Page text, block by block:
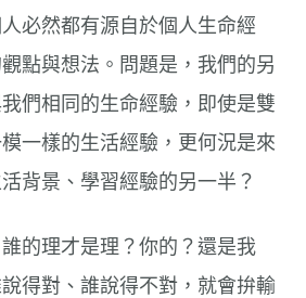
必然都有源自於個人生命經
點與想法。問題是，我們的另
們相同的生命經驗，即使是雙
一樣的生活經驗，更何況是來
背景、學習經驗的另一半？
的理才是理？你的？還是我
得對、誰說得不對，就會拚輸